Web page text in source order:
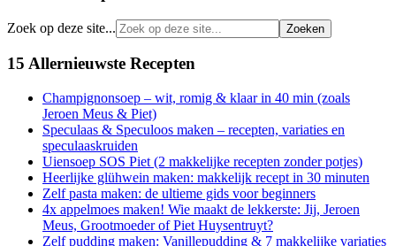
Zoek op deze site...
15 Allernieuwste Recepten
Champignonsoep – wit, romig & klaar in 40 min (zoals
Jeroen Meus & Piet)
Speculaas & Speculoos maken – recepten, variaties en
speculaaskruiden
Uiensoep SOS Piet (2 makkelijke recepten zonder potjes)
Heerlijke glühwein maken: makkelijk recept in 30 minuten
Zelf pasta maken: de ultieme gids voor beginners
4x appelmoes maken! Wie maakt de lekkerste: Jij, Jeroen
Meus, Grootmoeder of Piet Huysentruyt?
Zelf pudding maken: Vanillepudding & 7 makkelijke variaties